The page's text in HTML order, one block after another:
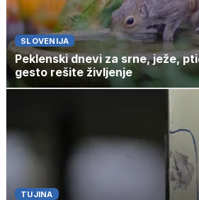
SLOVENIJA
Peklenski dnevi za srne, ježe,
gesto rešite življenje
TUJINA